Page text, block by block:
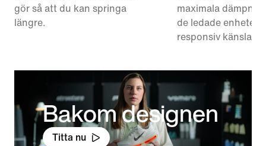
gör så att du kan springa
längre.
maximala
de ledade
responsiv känsla.
Bakom designen
Titta nu